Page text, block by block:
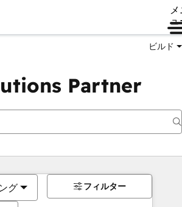
ュ
ビルド
Partner
グ フィルター